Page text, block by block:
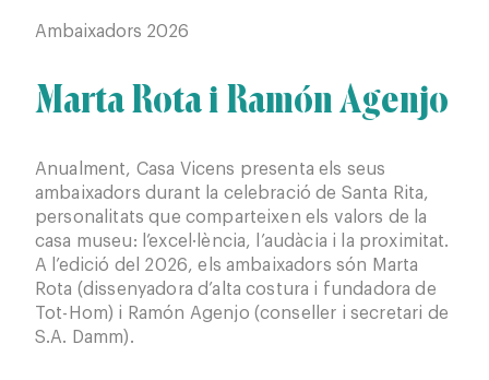
Ambaixadors 2026
Marta Rota i Ramón Agenjo
Anualment, Casa Vicens presenta els seus
ambaixadors durant la celebració de Santa Rita,
personalitats que comparteixen els valors de la
casa museu: l’excel·lència, l’audàcia i la proximitat.
A l’edició del 2026, els ambaixadors són Marta
Rota (dissenyadora d’alta costura i fundadora de
Tot-Hom) i Ramón Agenjo (conseller i secretari de
S.A. Damm).